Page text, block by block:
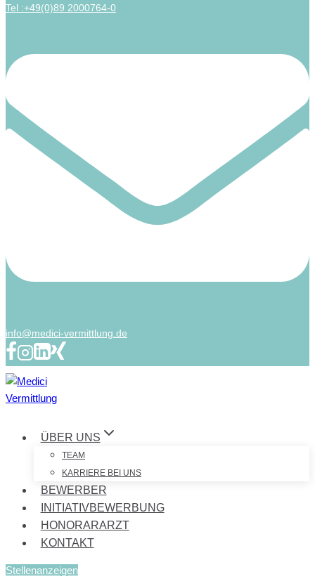
Tel :+49(0)89 2000764-0
info@medici-vermittlung.de
ÜBER UNS
TEAM
KARRIERE BEI UNS
BEWERBER
INITIATIVBEWERBUNG
HONORARARZT
KONTAKT
Stellenanzeigen